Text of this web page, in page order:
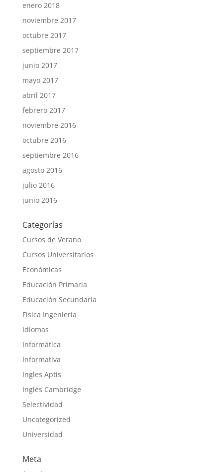
enero 2018
noviembre 2017
octubre 2017
septiembre 2017
junio 2017
mayo 2017
abril 2017
febrero 2017
noviembre 2016
octubre 2016
septiembre 2016
agosto 2016
julio 2016
junio 2016
Categorías
Cursos de Verano
Cursos Universitarios
Económicas
Educación Primaria
Educación Secundaria
Física Ingeniería
Idiomas
Informática
Informativa
Ingles Aptis
Inglés Cambridge
Selectividad
Uncategorized
Universidad
Meta